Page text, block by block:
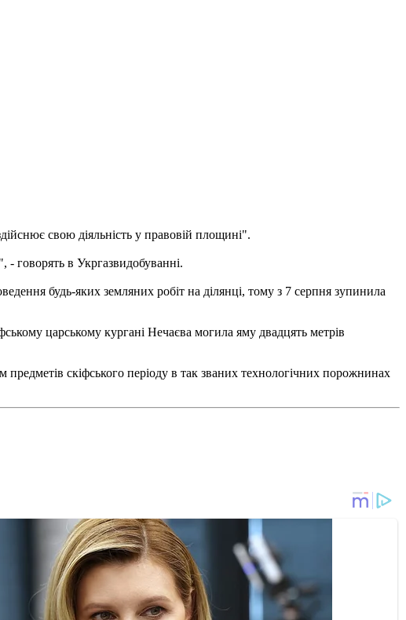
свою діяльність у правовій площині".
- говорять в Укргазвидобуванні.
будь-яких земляних робіт на ділянці, тому з 7 серпня зупинила
царському кургані Нечаєва могила яму двадцять метрів
скіфського періоду в так званих технологічних порожнинах